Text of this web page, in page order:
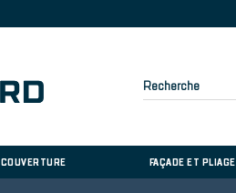
Recherche
COUVERTURE FAÇADE ET PLIAGE